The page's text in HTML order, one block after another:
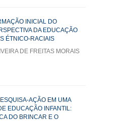
INICIAL DO
DA EDUCAÇÃO
ÉTNICO-RACIAIS
DE FREITAS MORAIS
AÇÃO EM UMA
EDUCAÇÃO INFANTIL:
DO BRINCAR E O